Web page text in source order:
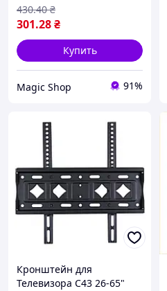
301.28₴
430.40 ₴
Купить
Magic Shop 91%
Кронштейн для
Телевизора C43 26-65"